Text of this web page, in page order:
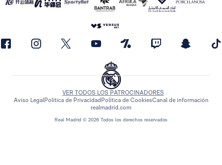
Real Madrid © 2026 Todos los derechos reservados
VER TODOS LOS PATROCINADORES
Aviso LegalPolítica de Privacidad Política de CookiesCanal de información
realmadrid.com